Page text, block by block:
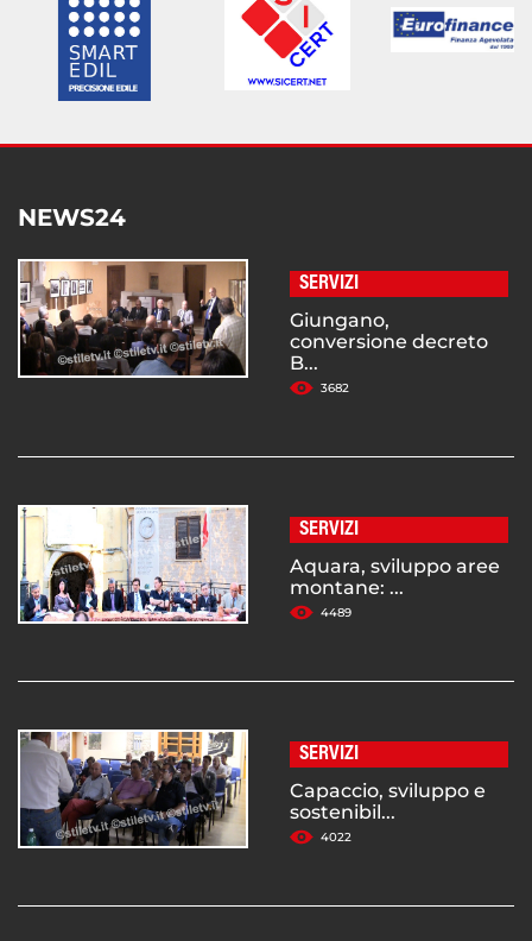
NEWS24
SERVIZI
Giungano,
conversione decreto
B...
3682
SERVIZI
Aquara, sviluppo aree
montane: ...
4489
SERVIZI
Capaccio, sviluppo e
sostenibil...
4022